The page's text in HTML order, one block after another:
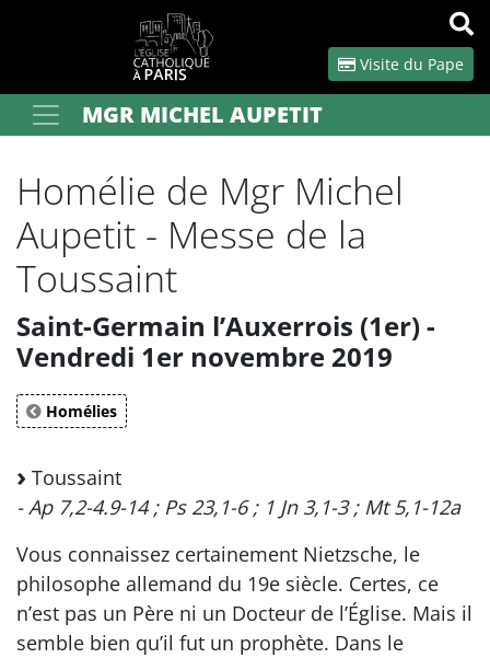
Visite du Pape
Votre rechercheMGR MICHEL AUPETIT
Homélie de Mgr Michel
Aupetit - Messe de la
Toussaint
Saint-Germain l’Auxerrois (1er) -
Vendredi 1er novembre 2019
Homélies
Toussaint
- Ap 7,2-4.9-14 ; Ps 23,1-6 ; 1 Jn 3,1-3 ; Mt 5,1-12a
Vous connaissez certainement Nietzsche, le
philosophe allemand du 19e siècle. Certes, ce
n’est pas un Père ni un Docteur de l’Église. Mais il
semble bien qu’il fut un prophète. Dans le
Panneau de gestion des cookies